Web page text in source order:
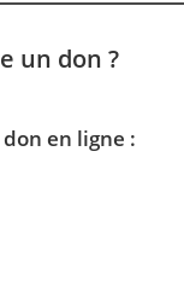
un don ?
en ligne :